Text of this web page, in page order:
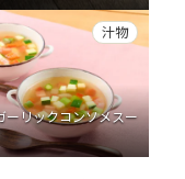
ーリックコンソメスー
汁物